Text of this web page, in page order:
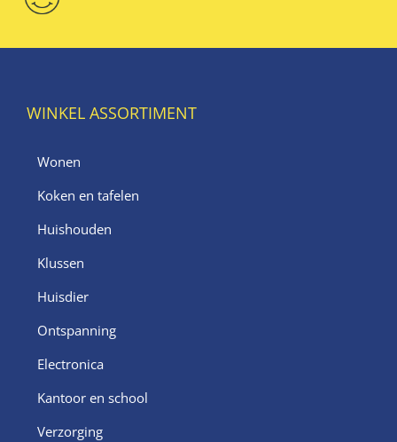
WINKEL ASSORTIMENT
Wonen
Koken en tafelen
Huishouden
Klussen
Huisdier
Ontspanning
Electronica
Kantoor en school
Verzorging